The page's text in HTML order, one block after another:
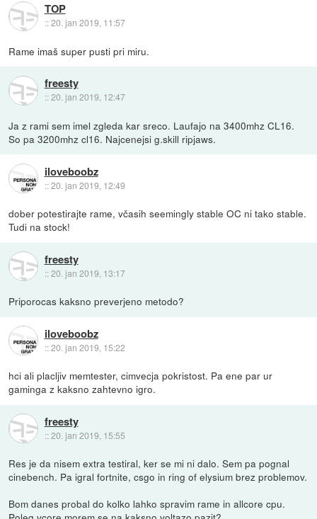
TOP
::20. jan 2019, 11:57
Rame imaš super pusti pri miru.
freesty
::20. jan 2019, 12:47
Ja z rami sem imel zgleda kar sreco. Laufajo na 3400mhz CL16.
So pa 3200mhz cl16. Najcenejsi g.skill ripjaws.
iloveboobz
::20. jan 2019, 12:49
dober potestirajte rame, včasih seemingly stable OC ni tako stable.
Tudi na stock!
freesty
::20. jan 2019, 13:17
Priporocas kaksno preverjeno metodo?
iloveboobz
::20. jan 2019, 15:22
hci ali placljiv memtester, cimvecja pokristost. Pa ene par ur
gaminga z kaksno zahtevno igro.
freesty
::20. jan 2019, 15:55
Res je da nisem extra testiral, ker se mi ni dalo. Sem pa pognal
cinebench. Pa igral fortnite, csgo in ring of elysium brez problemov.
Bom danes probal do kolko lahko spravim rame in allcore cpu.